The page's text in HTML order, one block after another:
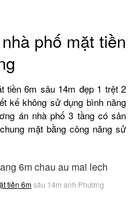
phố mặt tiền
tiền 6m sâu 14m đẹp 1 trệt 2
kế không sử dụng bình năng
án nhà phố 3 tầng có sân
mặt bằng công năng sử
tiền 6msâu 14m anh Phương